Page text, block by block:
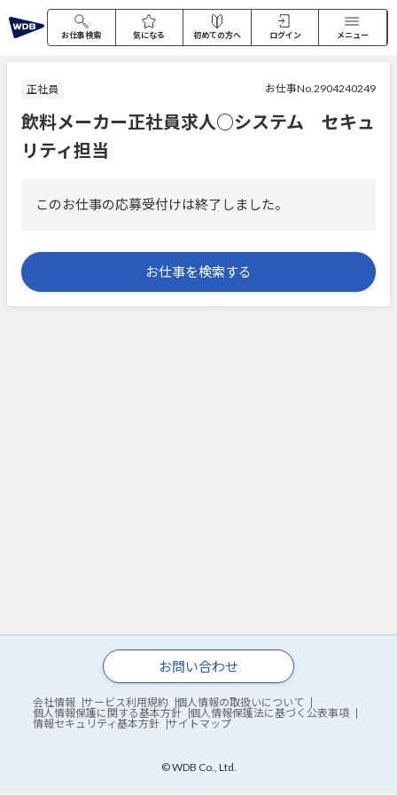
お仕事検索 気になる 初めての方へ ログイン メニュー
正社員 お仕事No.2904240249
飲料メーカー正社員求人○システム セキュ
リティ担当
このお仕事の応募受付けは終了しました。
お仕事を検索する
お問い合わせ
会社情報 サービス利用規約
個人情報の取扱いについて
個人情報保護に関する基本方針
個人情報保護法に基づく公表事項
情報セキュリティ基本方針
サイトマップ
© WDB Co., Ltd.